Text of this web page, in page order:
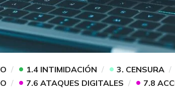
• 1.4 INTIMIDACIÓN • 3. CENSURA
• 7.6 ATAQUES DIGITALES • 7.8